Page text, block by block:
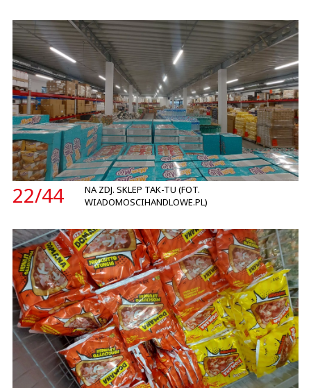
22/44
NA ZDJ. SKLEP TAK-TU (FOT.
WIADOMOSCIHANDLOWE.PL)